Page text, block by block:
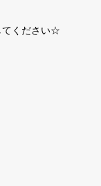
てください☆